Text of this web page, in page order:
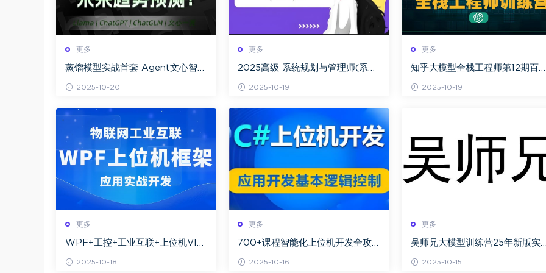
更多
蒸馏模型实战首套 Agent文心智能
技能体系
2025-10-20
更多
2025高级 系统规划与管理师(系
2025-10-19
更多
知乎大模型全栈工程师第12期百
2025-10-19
更多
WPF+工控+工业互联+上位机VIP
2025-10-18
更多
700+课程智能化上位机开发全攻
深度解析
2025-10-16
更多
吴师兄大模型训练营25年新版实
2025-10-15